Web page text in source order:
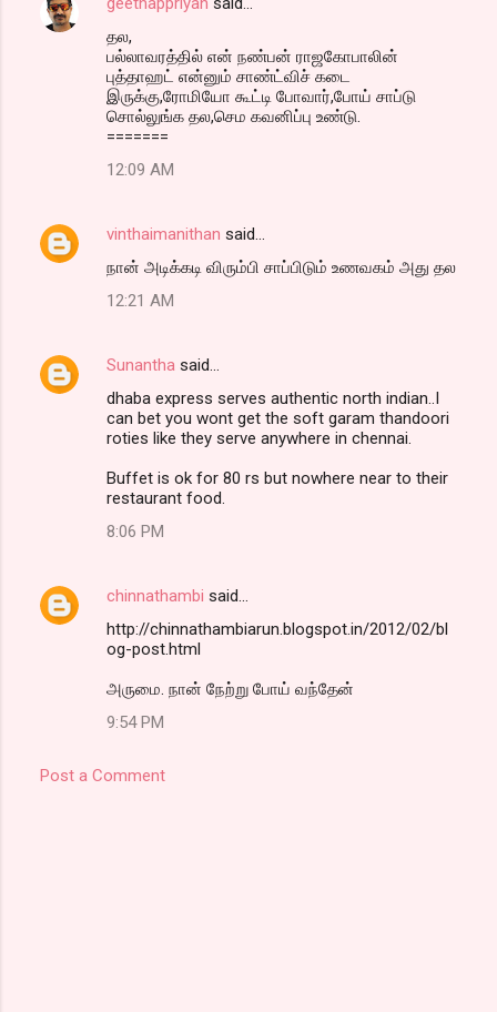
தல,
பல்லாவரத்தில் என் நண்பன் ராஜகோபாலின்
புத்தாஹட் என்னும் சாண்ட்விச் கடை
இருக்கு,ரோமியோ கூட்டி போவார்,போய் சாப்டு
சொல்லுங்க தல,செம கவனிப்பு உண்டு.
=======
12:09 AM
vinthaimanithan said…
நான் அடிக்கடி விரும்பி சாப்பிடும் உணவகம் அது தல
12:21 AM
Sunantha said…
dhaba express serves authentic north indian..I
can bet you wont get the soft garam thandoori
roties like they serve anywhere in chennai.
Buffet is ok for 80 rs but nowhere near to their
restaurant food.
8:06 PM
chinnathambi said…
http://chinnathambiarun.blogspot.in/2012/02/bl
og-post.html
அருமை. நான் நேற்று போய் வந்தேன்
9:54 PM
Post a Comment